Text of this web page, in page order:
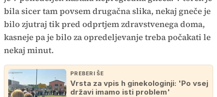
bila sicer tam povsem drugačna slika, nekaj gneče je
bilo zjutraj tik pred odprtjem zdravstvenega doma,
kasneje pa je bilo za opredeljevanje treba počakati le
nekaj minut.
PREBERI ŠE
Vrsta za vpis h ginekologinji: 'Po vsej
državi imamo isti problem'